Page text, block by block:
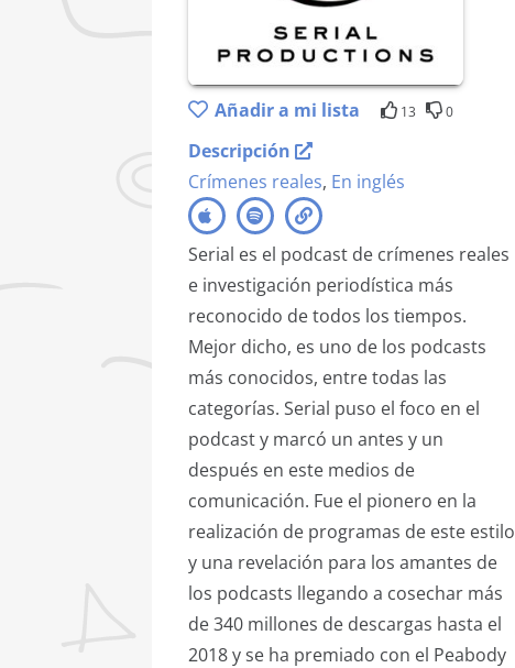
Añadir a mi lista 13 0
Descripción
Crímenes reales, En inglés
Serial es el podcast de crímenes reales
e investigación periodística más
reconocido de todos los tiempos.
Mejor dicho, es uno de los podcasts
más conocidos, entre todas las
categorías. Serial puso el foco en el
podcast y marcó un antes y un
después en este medios de
comunicación. Fue el pionero en la
realización de programas de este estilo
y una revelación para los amantes de
los podcasts llegando a cosechar más
de 340 millones de descargas hasta el
2018 y se ha premiado con el Peabody